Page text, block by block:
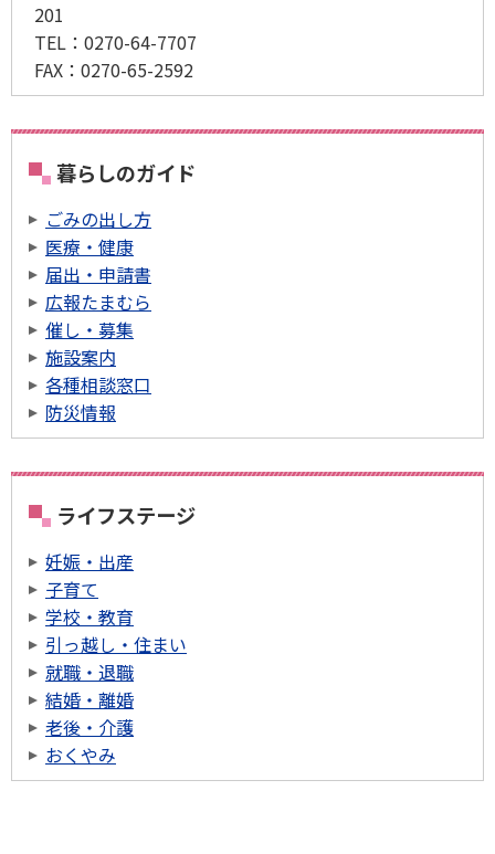
201
TEL：0270-64-7707
FAX：0270-65-2592
暮らしのガイド
ごみの出し方
医療・健康
届出・申請書
広報たまむら
催し・募集
施設案内
各種相談窓口
防災情報
ライフステージ
妊娠・出産
子育て
学校・教育
引っ越し・住まい
就職・退職
結婚・離婚
老後・介護
おくやみ